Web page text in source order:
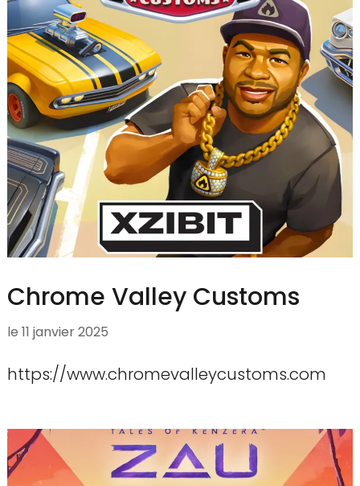
Chrome Valley Customs
le 11 janvier 2025
https://www.chromevalleycustoms.com